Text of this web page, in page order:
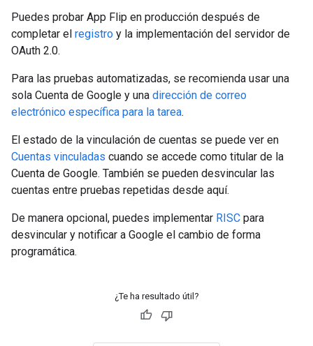
Puedes probar App Flip en producción después de
completar el registro y la implementación del servidor de
OAuth 2.0.
Para las pruebas automatizadas, se recomienda usar una
sola Cuenta de Google y una dirección de correo
electrónico específica para la tarea.
El estado de la vinculación de cuentas se puede ver en
Cuentas vinculadas cuando se accede como titular de la
Cuenta de Google. También se pueden desvincular las
cuentas entre pruebas repetidas desde aquí.
De manera opcional, puedes implementar RISC para
desvincular y notificar a Google el cambio de forma
programática.
¿Te ha resultado útil?